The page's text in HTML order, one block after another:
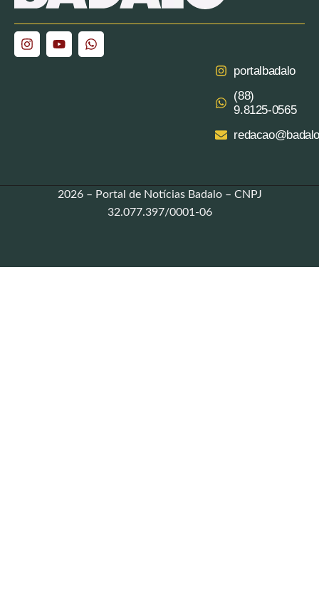
portalbadalo
(88)
9.8125‑0565‬
2026 – Portal de Notícias Badalo – CNPJ
32.077.397/0001-06